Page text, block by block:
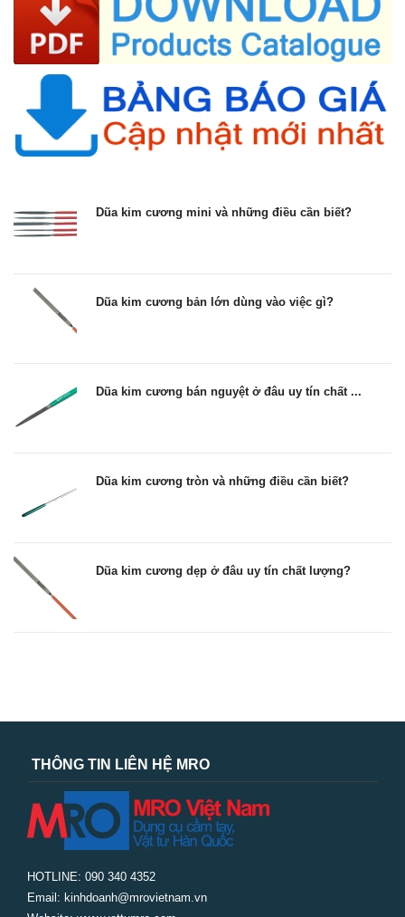
Dũa kim cương mini và những điều cần biết?
Dũa kim cương bản lớn dùng vào việc gì?
Dũa kim cương bán nguyệt ở đâu uy tín chất ...
Dũa kim cương tròn và những điều cần biết?
Dũa kim cương dẹp ở đâu uy tín chất lượng?
THÔNG TIN LIÊN HỆ MRO
HOTLINE: 090 340 4352
Email: kinhdoanh@mrovietnam.vn